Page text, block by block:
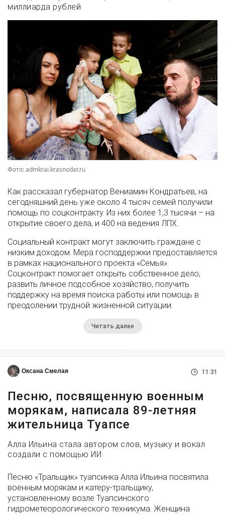
миллиарда рублей
Фото: admkrai.krasnodar.ru
Как рассказал губернатор Вениамин Кондратьев, на
сегодняшний день уже около 4 тысяч семей получили
помощь по соцконтракту. Из них более 1,3 тысячи – на
открытие своего дела, и 400 на ведения ЛПХ.
Социальный контракт могут заключить граждане с
низким доходом. Мера господдержки предоставляется
в рамках национального проекта «Семья».
Соцконтракт помогает открыть собственное дело,
развить личное подсобное хозяйство, получить
поддержку на время поиска работы или помощь в
преодолении трудной жизненной ситуации.
Читать далее
Оксана Смелая 11:31
Песню, посвященную военным
морякам, написала 89-летняя
жительница Туапсе
Алла Ильина стала автором слов, музыку и вокал
создали с помощью ИИ
Песню «Тральщик» туапсинка Алла Ильина посвятила
военным морякам и катеру-тральщику,
установленному возле Туапсинского
гидрометеорологического техникума. Женщина